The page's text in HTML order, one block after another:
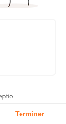
Terminer
investir en